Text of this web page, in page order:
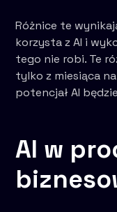
Różnice te
korzysta z AI i
tego nie robi. Te
tylko z miesiąca
potencjał AI
AI w